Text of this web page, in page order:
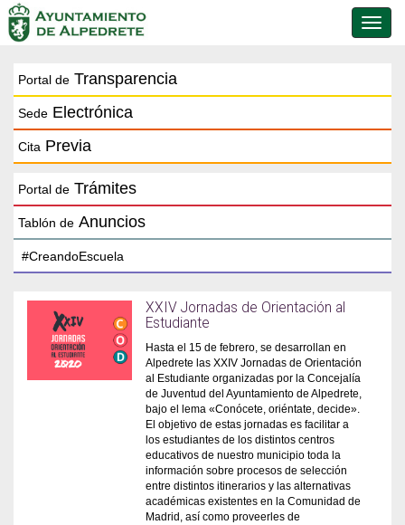
de
Portal de Transparencia
Sede Electrónica
Cita Previa
Portal de Trámites
Tablón de Anuncios
XXIV Jornadas de Orientación al
Estudiante
Hasta el 15 de febrero, se desarrollan en
Alpedrete las XXIV Jornadas de Orientación
al Estudiante organizadas por la Concejalía
de Juventud del Ayuntamiento de Alpedrete,
bajo el lema «Conócete, oriéntate, decide».
El objetivo de estas jornadas es facilitar a
los estudiantes de los distintos centros
educativos de nuestro municipio toda la
información sobre procesos de selección
entre distintos itinerarios y las alternativas
académicas existentes en la Comunidad de
Madrid, así como proveerles de